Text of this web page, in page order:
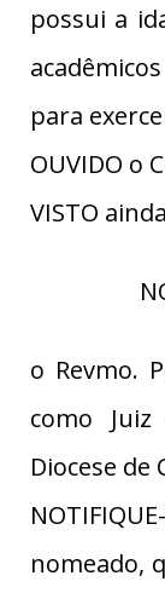
possui a
para
OUVIDO o
VISTO
o Revmo.
como
Diocese
nomeado,